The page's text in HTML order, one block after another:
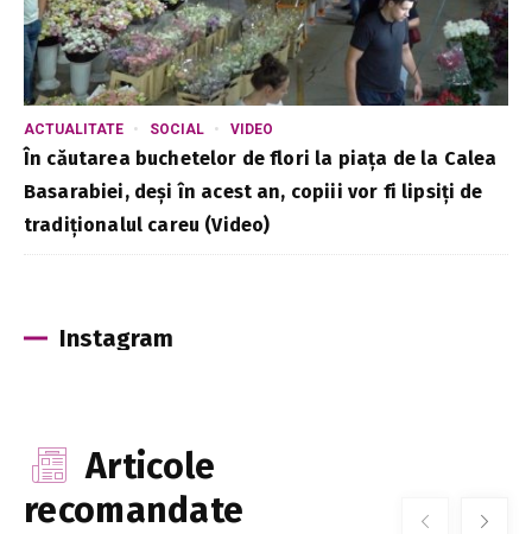
ACTUALITATE SOCIAL VIDEO
În căutarea buchetelor de flori la piața de la Calea
Basarabiei, deși în acest an, copiii vor fi lipsiți de
tradiționalul careu (Video)
Instagram
Articole
recomandate